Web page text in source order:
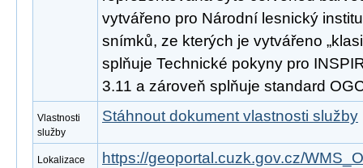
vytvářeno pro Národní lesnický
snímků, ze kterých je vytvářeno
splňuje Technické pokyny pro
3.11 a zároveň splňuje standard
Vlastnosti
služby
Stáhnout dokument vlastnosti služby
Lokalizace
https://geoportal.cuzk.gov.cz/